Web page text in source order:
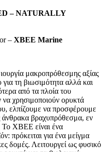
– NATURALLY
– XBEE Marine
μακροπρόθεσμης αξίας
για τη βιωσιμότητα αλλά και
από τα πλοία του
χρησιμοποιούν ορυκτά
ελπίζουμε να προσφέρουμε
άνθρακα βραχυπρόθεσμα, εν
XBEE είναι ένα
πρόκειται για ένα μείγμα
δομές. Λειτουργεί ως φυσικό